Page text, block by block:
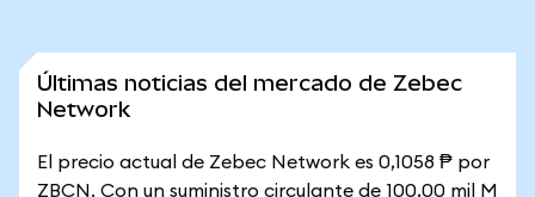
Últimas noticias del mercado de Zebec
Network
El precio actual de Zebec Network es 0,1058 ₱ por
ZBCN. Con un suministro circulante de 100,00 mil M